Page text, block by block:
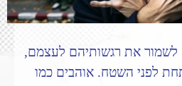
לשמור את רגשותיהם לעצמם,
לפני השטח. אוהבים כמו